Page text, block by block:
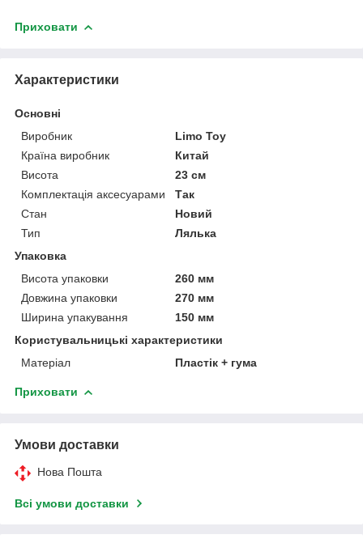
Приховати
Характеристики
Основні
Виробник
Limo Toy
Країна виробник
Китай
Висота
23 см
Комплектація аксесуарами
Так
Стан
Новий
Тип
Лялька
Упаковка
Висота упаковки
260 мм
Довжина упаковки
270 мм
Ширина упакування
150 мм
Користувальницькі характеристики
Матеріал
Пластік + гума
Приховати
Умови доставки
Нова Пошта
Всі умови доставки